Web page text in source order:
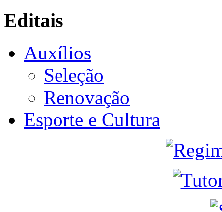
Editais
Auxílios
Seleção
Renovação
Esporte e Cultura